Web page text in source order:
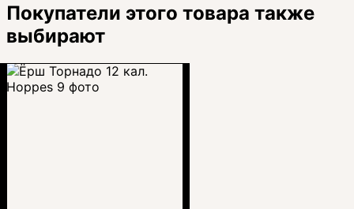
Покупатели этого товара также
выбирают